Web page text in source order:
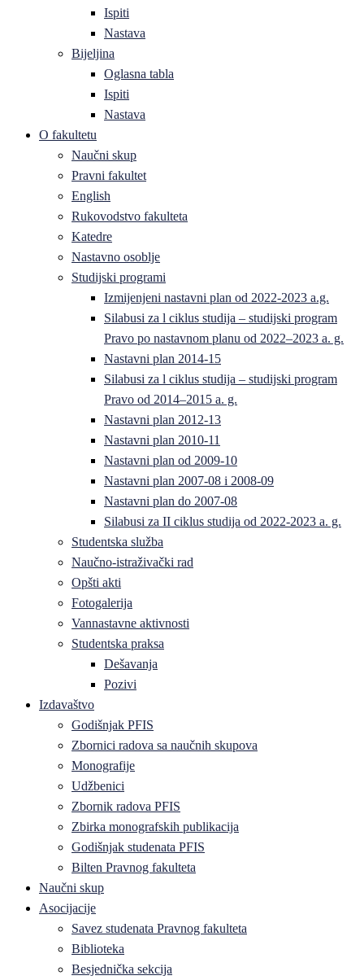
Ispiti
Nastava
Bijeljina
Oglasna tabla
Ispiti
Nastava
O fakultetu
Naučni skup
Pravni fakultet
English
Rukovodstvo fakulteta
Katedre
Nastavno osoblje
Studijski programi
Izmijenjeni nastavni plan od 2022-2023 a.g.
Silabusi za l ciklus studija – studijski program
Pravo po nastavnom planu od 2022–2023 a. g.
Nastavni plan 2014-15
Silabusi za l ciklus studija – studijski program
Pravo od 2014–2015 a. g.
Nastavni plan 2012-13
Nastavni plan 2010-11
Nastavni plan od 2009-10
Nastavni plan 2007-08 i 2008-09
Nastavni plan do 2007-08
Silabusi za II ciklus studija od 2022-2023 a. g.
Studentska služba
Naučno-istraživački rad
Opšti akti
Fotogalerija
Vannastavne aktivnosti
Studentska praksa
Dešavanja
Pozivi
Izdavaštvo
Godišnjak PFIS
Zbornici radova sa naučnih skupova
Monografije
Udžbenici
Zbornik radova PFIS
Zbirka monografskih publikacija
Godišnjak studenata PFIS
Bilten Pravnog fakulteta
Naučni skup
Asocijacije
Savez studenata Pravnog fakulteta
Biblioteka
Besjednička sekcija